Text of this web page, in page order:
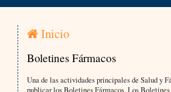
Inicio
Boletines Fármacos
Una de las actividades principales de Salud y
publicar los Boletines Fármacos. Los Boletines